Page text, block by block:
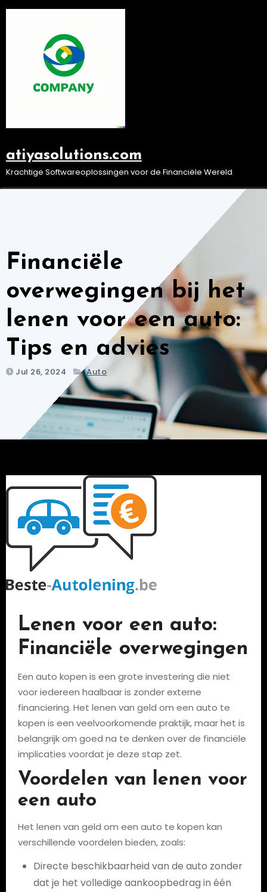
Ga
atiyasolutions.com
Krachtige Softwareoplossingen voor de Financiële Wereld
Financiële
overwegingen bij het
lenen voor een auto:
Tips en advies
Jul 26, 2024 Auto
Lenen voor een auto:
Financiële overwegingen
Een auto kopen is een grote investering die niet
voor iedereen haalbaar is zonder externe
financiering. Het lenen van geld om een auto te
kopen is een veelvoorkomende praktijk, maar het is
belangrijk om goed na te denken over de financiële
implicaties voordat je deze stap zet.
Voordelen van lenen voor
een auto
Het lenen van geld om een auto te kopen kan
verschillende voordelen bieden, zoals:
Directe beschikbaarheid van de auto zonder
dat je het volledige aankoopbedrag in één